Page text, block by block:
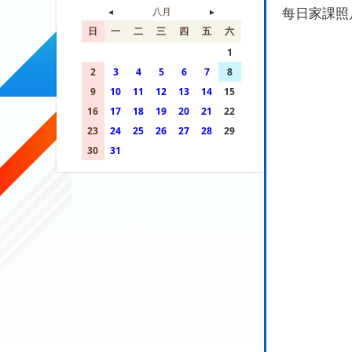
每日家課照
◄
八月 ►
日 一 二 三 四 五
六
1
2
3 4 5 6 7
8
9
10 11 12 13 14
15
16
17 18 19 20 21
22
23
24 25 26 27 28
29
30
31